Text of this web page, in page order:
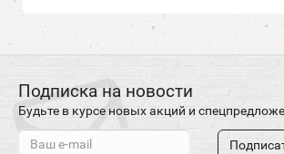
Подписка на новости
Будьте в курсе новых акций и